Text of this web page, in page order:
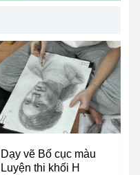
Dạy vẽ Bố cục màu
Luyện thi khối H